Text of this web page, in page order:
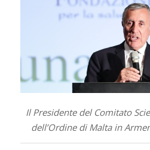
Il Presidente del Comitato
dell’Ordine di Malta in